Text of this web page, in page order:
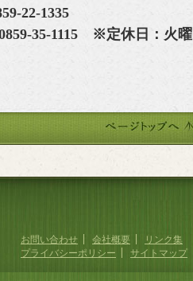
22-1335
35-1115 ※定休日：火曜
お問い合わせ 会社概要
リンク集
プライバシーポリシー
サイトマップ